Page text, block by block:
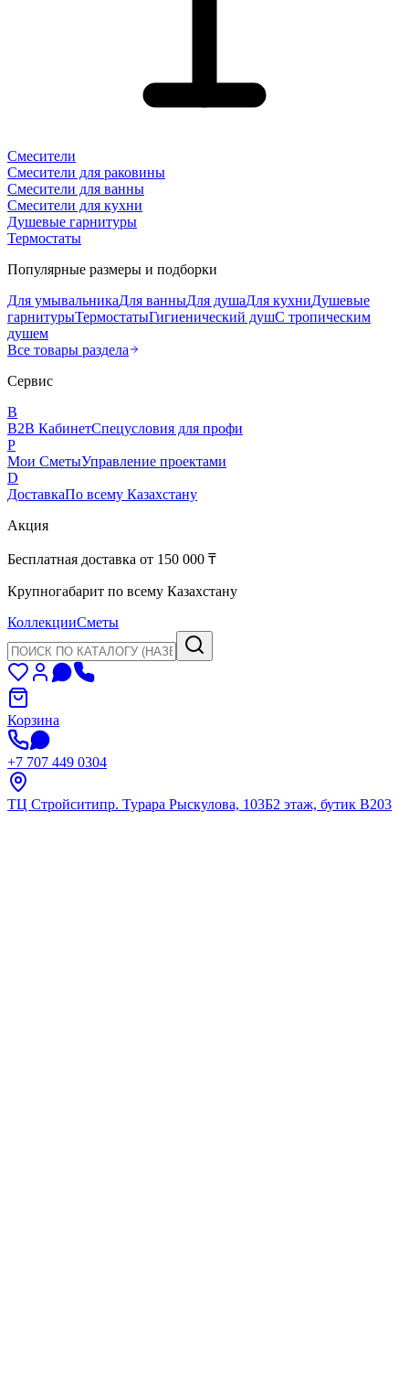
Смесители
Смесители для раковины
Смесители для ванны
Смесители для кухни
Душевые гарнитуры
Термостаты
Популярные размеры и подборки
Для умывальникаДля ванныДля душаДля кухниДушевые
гарнитурыТермостатыГигиенический душС тропическим
душем
Все товары раздела
Сервис
B
B2B КабинетСпецусловия для профи
P
Мои СметыУправление проектами
D
ДоставкаПо всему Казахстану
Акция
Бесплатная доставка от 150 000 ₸
Крупногабарит по всему Казахстану
КоллекцииСметы
Корзина
+7 707 449 0304
ТЦ Стройситипр. Турара Рыскулова, 103Б2 этаж, бутик В203